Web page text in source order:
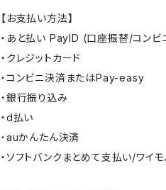
【お支払い方法】
・あと払い PayID (口座振替/コンビ
・クレジットカード
・コンビニ決済またはPay-easy
・銀行振り込み
・d払い
・auかんたん決済
・ソフトバンクまとめて支払い/ワイ